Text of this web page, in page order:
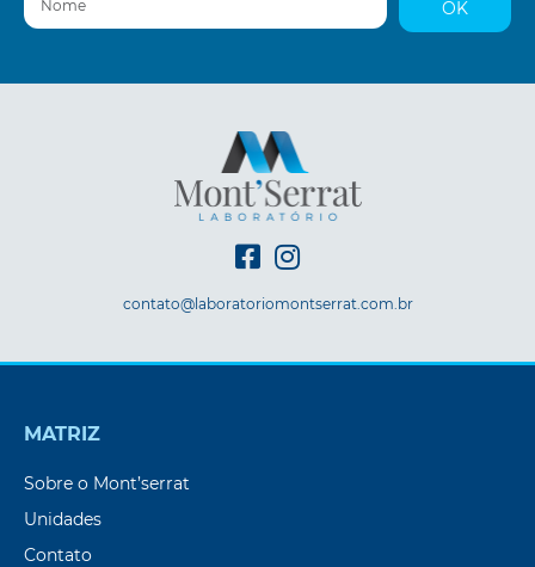
OK
contato@laboratoriomontserrat.com.br
MATRIZ
Sobre o Mont’serrat
Unidades
Contato